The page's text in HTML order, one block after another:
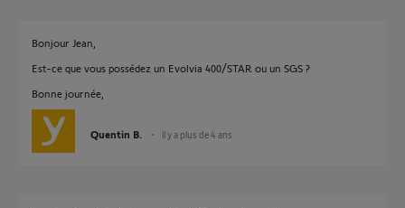
Bonjour Jean,
Est-ce que vous possédez un Evolvia 400/STAR ou un SGS ?
Bonne journée,
Quentin B. il y a plus de 4 ans